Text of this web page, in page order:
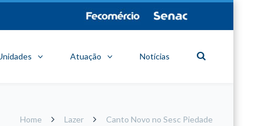
Atuação Notícias
Home Lazer Canto Novo no Sesc Piedade